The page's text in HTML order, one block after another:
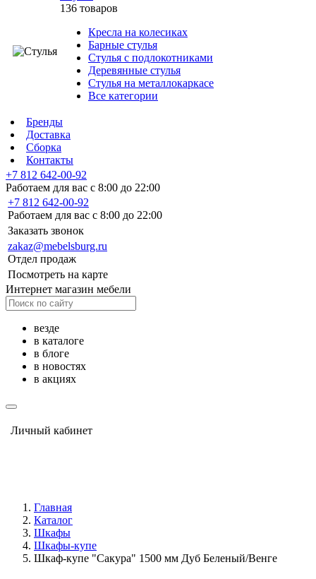
136 товаров
Кресла на колесиках
Барные стулья
Стулья с подлокотниками
Деревянные стулья
Стулья на металлокаркасе
Все категории
Бренды
Доставка
Сборка
Контакты
+7 812 642-00-92
Работаем для вас с 8:00 до 22:00
+7 812 642-00-92
Работаем для вас с 8:00 до 22:00
Заказать звонок
zakaz@mebelsburg.ru
Отдел продаж
Посмотреть на карте
Интернет магазин мебели
везде
в каталоге
в блоге
в новостях
в акциях
Личный кабинет
Главная
Каталог
Шкафы
Шкафы-купе
Шкаф-купе "Сакура" 1500 мм Дуб Беленый/Венге